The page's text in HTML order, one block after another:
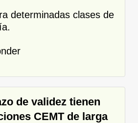
determinadas clases de
de validez tienen
CEMT de larga